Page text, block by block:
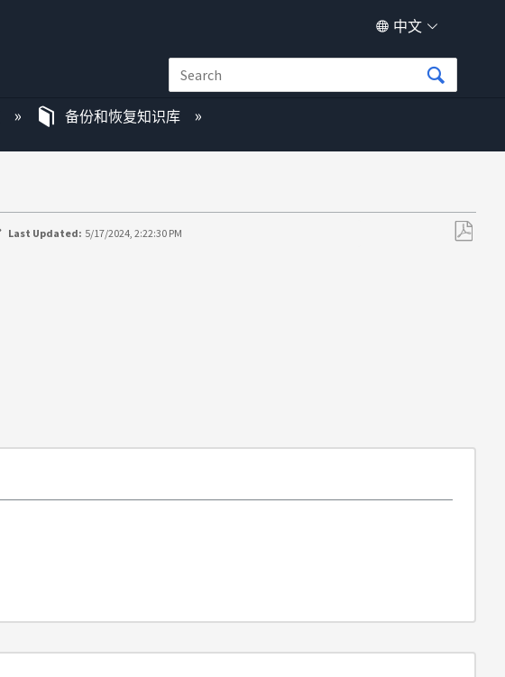
中文
备份和恢复知识库
Last Updated: 5/17/2024, 2:22:30 PM